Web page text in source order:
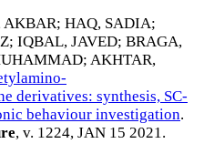
AKBAR; HAQ, SADIA;
; IQBAL, JAVED; BRAGA,
; AKHTAR,
derivatives: synthesis, SC-
behaviour investigation.
, v. 1224, JAN 15 2021.